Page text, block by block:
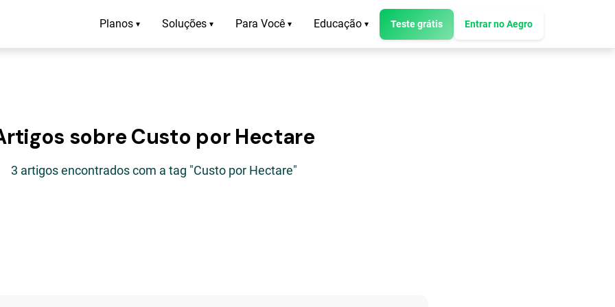
Planos ▾ Soluções ▾ Para Você ▾ Educação ▾ Teste grátis Entrar no Aegro
sobre Custo por Hectare
3 artigos encontrados com a tag "Custo por Hectare"